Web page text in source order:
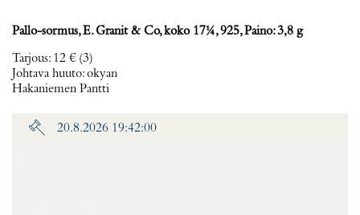
Pallo-sormus, E. Granit & Co, koko 17¼, 925, Paino: 3,8 g
Tarjous: 12 € (3)
Johtava huuto:okyan
Hakaniemen Pantti
20.8.2026 19:42:00